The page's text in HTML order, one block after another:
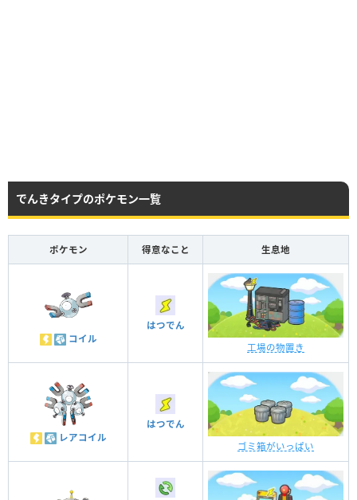
でんきタイプのポケモン一覧
ポケモン 得意なこと 生息地
コイル
はつでん
工場の物置き
レアコイル
はつでん
ゴミ箱がいっぱい